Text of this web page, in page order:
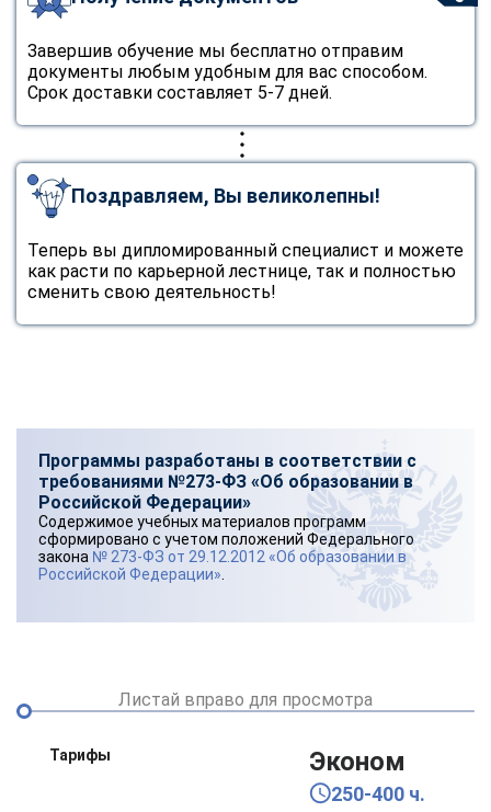
Завершив обучение мы бесплатно отправим
документы любым удобным для вас способом.
Срок доставки составляет 5-7 дней.
Поздравляем, Вы великолепны!
Теперь вы дипломированный специалист и можете
как расти по карьерной лестнице, так и полностью
сменить свою деятельность!
Программы разработаны в соответствии с
требованиями №273-ФЗ «Об образовании в
Российской Федерации»
Содержимое учебных материалов программ
сформировано с учетом положений Федерального
закона № 273-ФЗ от 29.12.2012 «Об образовании в
Российской Федерации»
Листай вправо для просмотра
Тарифы Эконом
250-400 ч.